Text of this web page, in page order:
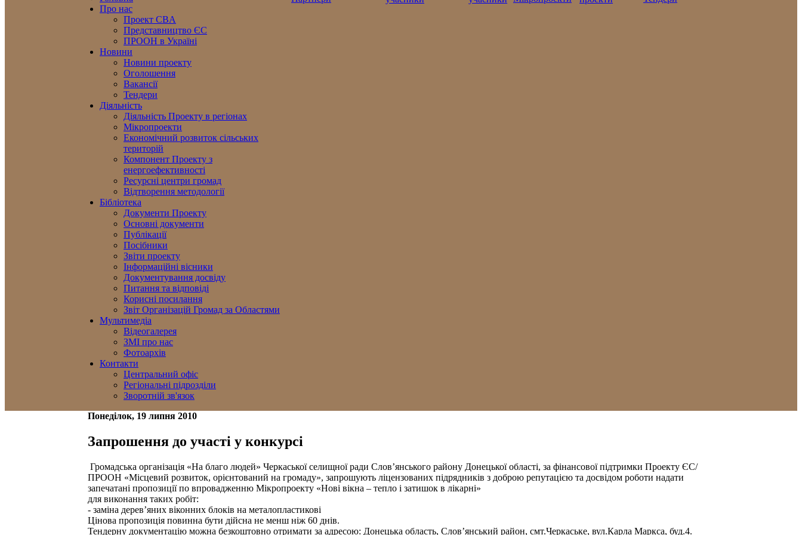
Про нас
Проект CBA
Представництво ЄС
ПРООН в Україні
Новини
Новини проекту
Оголошення
Вакансії
Тендери
Діяльність
Діяльність Проекту в регіонах
Мікропроекти
Економічний розвиток сільських
територій
Компонент Проекту з
енергоефективності
Ресурсні центри громад
Відтворення методології
Бібліотека
Документи Проекту
Основні документи
Публікації
Посібники
Звіти проекту
Інформаційні вісники
Документування досвіду
Питання та відповіді
Корисні посилання
Звіт Організацій Громад за Областями
Мультимедіа
Відеогалерея
ЗМІ про нас
Фотоархів
Контакти
Центральний офіс
Регіональні підрозділи
Зворотній зв'язок
Понеділок, 19 липня 2010
Запрошення до участі у конкурсі
Громадська організація «На благо людей» Черкаської селищної ради Слов’янського району Донецької області, за фінансової підтримки Проекту ЄС/
ПРООН «Місцевий розвиток, орієнтований на громаду», запрошують ліцензованих підрядників з доброю репутацією та досвідом роботи надати
запечатані пропозиції по впровадженню Мікропроекту «Нові вікна – тепло і затишок в лікарні»
для виконання таких робіт:
- заміна дерев’яних віконних блоків на металопластикові
Цінова пропозиція повинна бути дійсна не менш ніж 60 днів.
Тендерну документацію можна безкоштовно отримати за адресою: Донецька область, Слов’янський район, смт.Черкаське, вул.Карла Маркса, буд.4.